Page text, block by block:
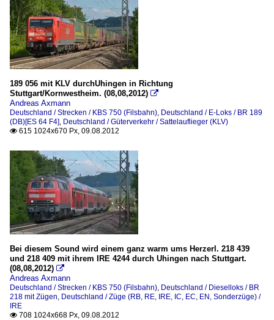
189 056 mit KLV durchUhingen in Richtung
Stuttgart/Kornwestheim. (08,08,2012) 
Andreas Axmann
Deutschland / Strecken / KBS 750 (Filsbahn), Deutschland / E-Loks / BR 189
(DB)[ES 64 F4], Deutschland / Güterverkehr / Sattelauflieger (KLV)
 615 1024x670 Px, 09.08.2012
Bei diesem Sound wird einem ganz warm ums Herzerl. 218 439
und 218 409 mit ihrem IRE 4244 durch Uhingen nach Stuttgart.
(08,08,2012) 
Andreas Axmann
Deutschland / Strecken / KBS 750 (Filsbahn), Deutschland / Dieselloks / BR
218 mit Zügen, Deutschland / Züge (RB, RE, IRE, IC, EC, EN, Sonderzüge) /
IRE
 708 1024x668 Px, 09.08.2012